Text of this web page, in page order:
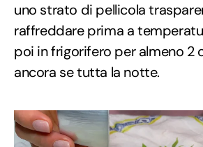
uno strato di pellicola
raffreddare prima a
poi in frigorifero per almeno 2
ancora se tutta la notte.